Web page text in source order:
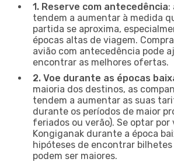
1. Reserve com antecedência:
tendem a aumentar à medida
partida se aproxima,
épocas altas de viagem.
avião com antecedência pode
encontrar as melhores ofertas.
2. Voe durante as épocas
maioria dos destinos, as
tendem a aumentar as suas
durante os períodos de maior
feriados ou verão). Se optar por
Kongiganak durante a época
hipóteses de encontrar
podem ser maiores.